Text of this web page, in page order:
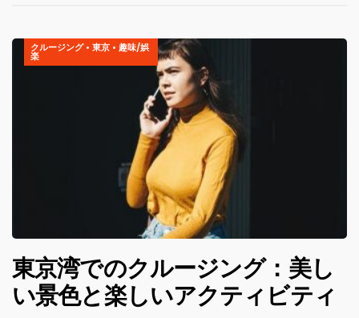
クルージング• 東京 • 趣味/娯
楽
東京湾でのクルージング：美し
い景色と楽しいアクティビティ